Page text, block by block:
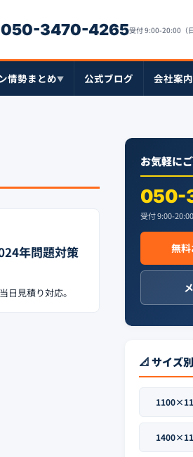
050-3470-4265受付 9:00-20:00（
情勢まとめ▼ 公式ブログ 会社案内
年問題対策
日見積り対応。
お気軽に
050-
受付 9:00-
無料
📐 サイズ